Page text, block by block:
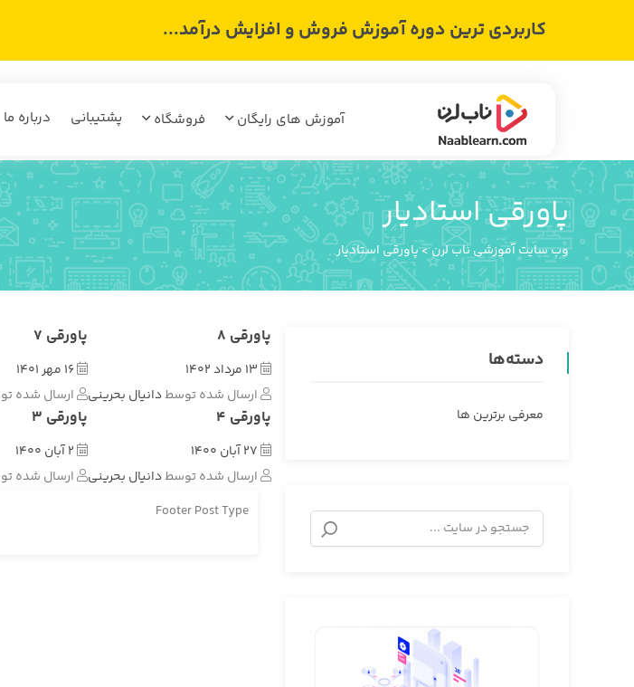
کاربردی ترین دوره آموزش فروش و افزایش درآمد...
آموزش های رایگان فروشگاه پشتیبانی درباره ما
پاورقی استادیار
وب سایت آموزشی ناب لرن>پاورقی استادیار
پاورقی 8
13 مرداد 1402
ارسال شده توسطدانیال بحرینی
پاورقی 7
16 مهر 1401
ارسال شده
پاورقی 4
27 آبان 1400
ارسال شده توسطدانیال بحرینی
پاورقی 3
2 آبان 1400
ارسال شده
Footer Post Type
دسته‌ها
معرفی برترین ها